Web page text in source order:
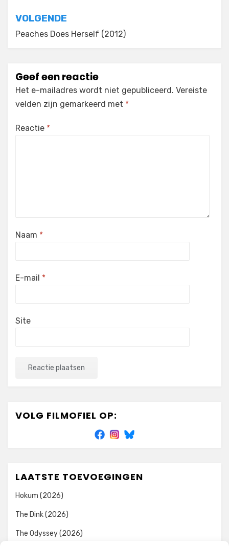
VOLGENDE
Peaches Does Herself (2012)
Geef een reactie
Het e-mailadres wordt niet gepubliceerd. Vereiste
velden zijn gemarkeerd met *
Reactie *
Naam *
E-mail *
Site
VOLG FILMOFIEL OP:
LAATSTE TOEVOEGINGEN
Hokum (2026)
The Dink (2026)
The Odyssey (2026)